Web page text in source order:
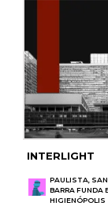
INTERLIGHT
PAULISTA,
BARRA FUNDA
HIGIENÓPOLIS